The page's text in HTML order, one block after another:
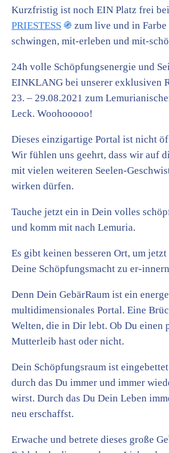
Kurzfristig ist noch EIN Platz frei
PRIESTESS ֍ zum live und in
schwingen, mit-erleben und mit-
24h volle Schöpfungsenergie und
EINKLANG bei unserer exklusiven
23. – 29.08.2021 zum
Leck. Woohooooo!
Dieses einzigartige Portal ist nicht
Wir fühlen uns geehrt, dass wir auf
mit vielen weiteren Seelen-
wirken dürfen.
Tauche jetzt ein in Dein volles
und komm mit nach Lemuria.
Es gibt keinen besseren Ort, um
Deine Schöpfungsmacht zu er-
Denn Dein GebärRaum ist ein
multidimensionales Portal. Eine
Welten, die in Dir lebt. Ob Du einen
Mutterleib hast oder nicht.
Dein Schöpfungsraum ist
durch das Du immer und immer
wirst. Durch das Du Dein Leben
neu erschaffst.
Erwache und betrete dieses große